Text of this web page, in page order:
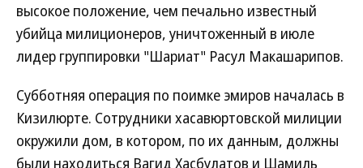
высокое положение, чем печально известный
убийца милиционеров, уничтоженный в июле
лидер группировки "Шариат" Расул Макашарипов.
Субботняя операция по поимке эмиров началась в
Кизилюрте. Сотрудники хасавюртовской милиции
окружили дом, в котором, по их данным, должны
были находиться Вагид Хасбулатов и Шамиль